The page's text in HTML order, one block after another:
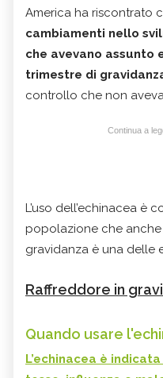
America ha riscontrato
cambiamenti nello
che avevano assunto
trimestre di
controllo che non
Continua a
L’uso dell’echinacea è
popolazione che
gravidanza è una delle
Raffreddore in
Quando usare
L’echinacea è indicata